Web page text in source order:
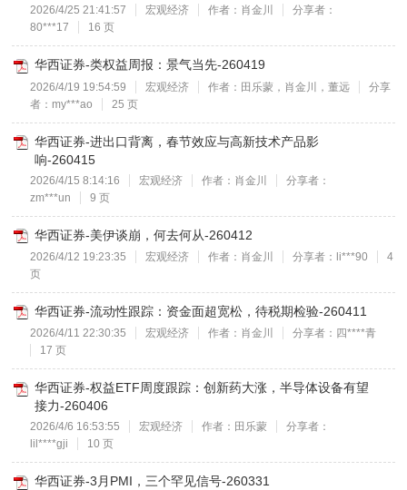
2026/4/25 21:41:57 宏观经济 作者：肖金川
分享者：
80***17
16 页
华西证券-类权益周报：景气当先-260419
2026/4/19 19:54:59 宏观经济 作者：田乐蒙，肖金川，董远
分享
者：my***ao
25 页
华西证券-进出口背离，春节效应与高新技术产品影
响-260415
2026/4/15 8:14:16 宏观经济 作者：肖金川
分享者：
zm***un
9 页
华西证券-美伊谈崩，何去何从-260412
2026/4/12 19:23:35 宏观经济 作者：肖金川 分享者：li***90
4
页
华西证券-流动性跟踪：资金面超宽松，待税期检验-260411
2026/4/11 22:30:35 宏观经济 作者：肖金川
分享者：四****青
17 页
华西证券-权益ETF周度跟踪：创新药大涨，半导体设备有望
接力-260406
2026/4/6 16:53:55 宏观经济 作者：田乐蒙
分享者：
lil****gji
10 页
华西证券-3月PMI，三个罕见信号-260331